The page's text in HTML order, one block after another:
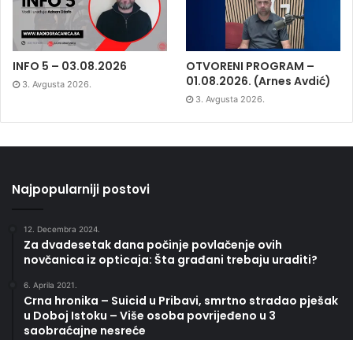
INFO 5 – 03.08.2026
3. Avgusta 2026.
OTVORENI PROGRAM –
01.08.2026. (Arnes Avdić)
3. Avgusta 2026.
Najpopularniji postovi
12. Decembra 2024.
Za dvadesetak dana počinje povlačenje ovih
novčanica iz opticaja: Šta građani trebaju uraditi?
6. Aprila 2021.
Crna hronika – Suicid u Pribavi, smrtno stradao pješak
u Doboj Istoku – Više osoba povrijeđeno u 3
saobraćajne nesreće